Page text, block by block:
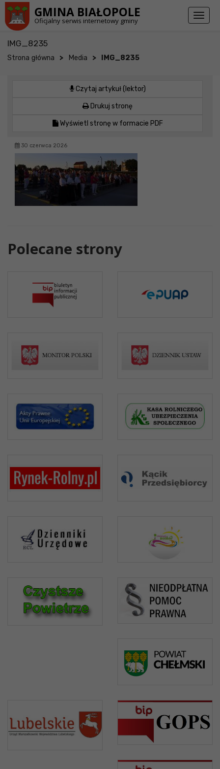
GMINA BIAŁOPOLE
Oficjalny serwis internetowy gminy
Toggle
IMG_8235
Strona główna > Media > IMG_8235
Czytaj artykuł (lektor)
Drukuj stronę
Wyświetl stronę w formacie PDF
30 czerwca 2026
Polecane strony